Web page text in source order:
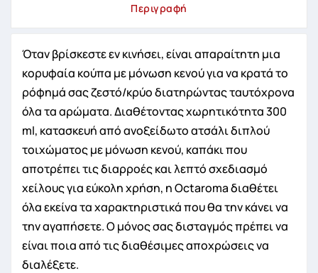
Περιγραφή
Όταν βρίσκεστε εν κινήσει, είναι απαραίτητη μια
κορυφαία κούπα με μόνωση κενού για να κρατά το
ρόφημά σας ζεστό/κρύο διατηρώντας ταυτόχρονα
όλα τα αρώματα. Διαθέτοντας χωρητικότητα 300
ml, κατασκευή από ανοξείδωτο ατσάλι διπλού
τοιχώματος με μόνωση κενού, καπάκι που
αποτρέπει τις διαρροές και λεπτό σχεδιασμό
χείλους για εύκολη χρήση, η Octaroma διαθέτει
όλα εκείνα τα χαρακτηριστικά που θα την κάνει να
την αγαπήσετε. Ο μόνος σας δισταγμός πρέπει να
είναι ποια από τις διαθέσιμες αποχρώσεις να
διαλέξετε.